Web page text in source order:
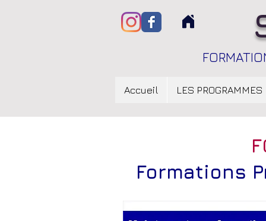
Accueil LES PROGRAMMES
Formations